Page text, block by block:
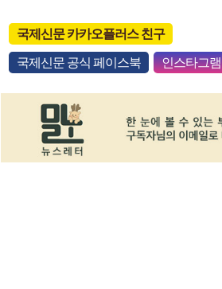
국제신문 카카오플러스 친구
국제신문 공식 페이스북 인스타그램